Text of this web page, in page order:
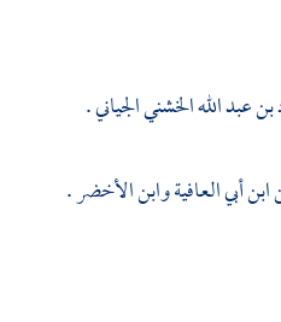
عبد الله الخشني الجياني .
ابن أبي العافيةوابن الأخضر.